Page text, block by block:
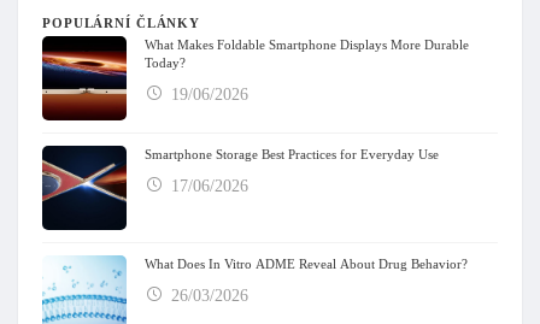
POPULÁRNÍ ČLÁNKY
What Makes Foldable Smartphone Displays More Durable
Today?
19/06/2026
Smartphone Storage Best Practices for Everyday Use
17/06/2026
What Does In Vitro ADME Reveal About Drug Behavior?
26/03/2026